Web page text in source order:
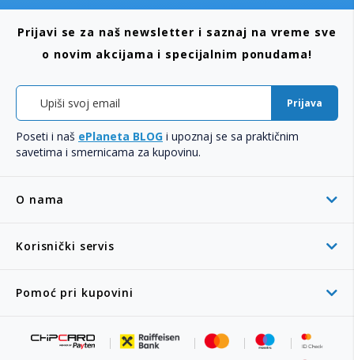
O nama
Korisnički servis
Pomoć pri kupovini
Prijavi se za naš newsletter i saznaj na vreme sve
o novim akcijama i specijalnim ponudama!
Prijava
Poseti i naš ePlaneta BLOG i upoznaj se sa praktičnim
savetima i smernicama za kupovinu.